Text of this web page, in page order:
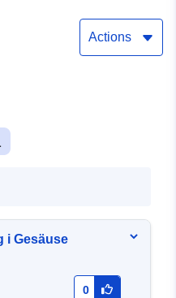
Actions
i Gesäuse
0